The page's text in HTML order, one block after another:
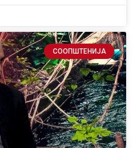
СООПШТЕНИЈА